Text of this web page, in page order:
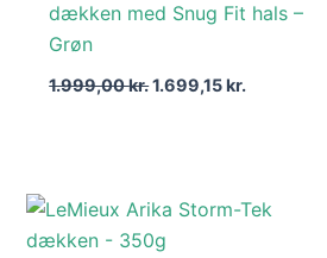
dækken med Snug Fit hals –
Grøn
1.999,00kr.1.699,15kr.
Den
oprindelige
pris
Den
aktuelle